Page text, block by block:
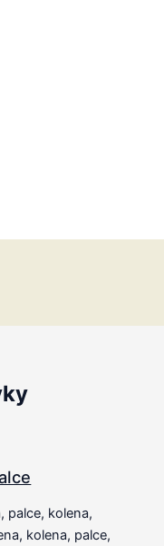
palce, kolena,
kolena, palce,